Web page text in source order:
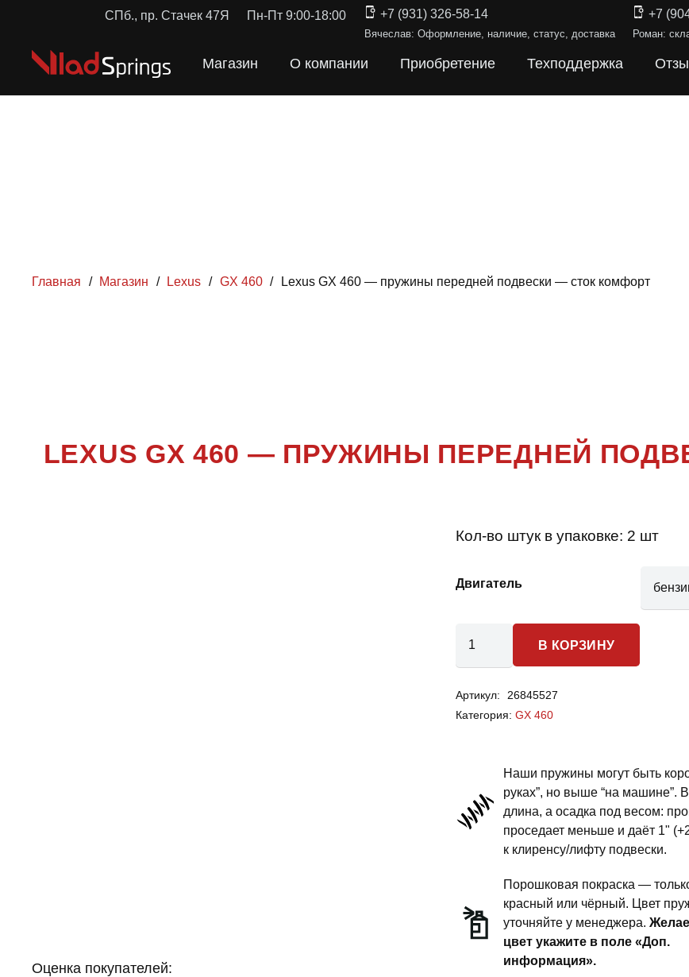
СПб., пр. Стачек 47Я Пн-Пт 9:00-18:00 +7 (931) 326-58-14
Вячеслав: Оформление, наличие, статус, доставка
+7
Роман:
Магазин О компании Приобретение Техподдержка
Главная / Магазин / Lexus / GX 460 / Lexus GX 460 — пружины передней подвески — сток комфорт
460
LEXUS GX 460 — ПРУЖИНЫ ПЕРЕДНЕЙ
Оценка покупателей:
Кол-во штук в упаковке: 2 шт
Двигатель
GX
460
пружины
передней
подвески
комфорт
В КОРЗИНУ
Артикул:
26845527
Категория:GX 460
Наши пружины могут быть
руках”, но выше “на машине”.
длина, а осадка под весом:
проседает меньше и даёт 1"
к клиренсу/лифту подвески.
Порошковая покраска —
красный или чёрный. Цвет
уточняйте у менеджера.
цвет укажите в поле «Доп.
информация».